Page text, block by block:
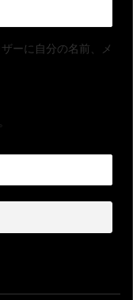
ーに自分の名前、メ